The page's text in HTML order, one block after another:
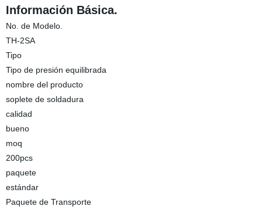
Información Básica.
No. de Modelo.
TH-2SA
Tipo
Tipo de presión equilibrada
nombre del producto
soplete de soldadura
calidad
bueno
moq
200pcs
paquete
estándar
Paquete de Transporte